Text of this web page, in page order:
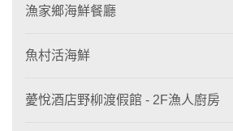
漁家鄉海鮮餐廳
魚村活海鮮
薆悅酒店野柳渡假館 - 2F漁人廚房